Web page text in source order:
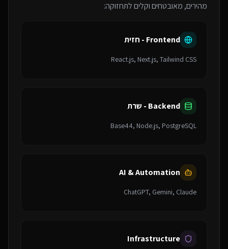
מהירים, מאובטחים וקלים לתחזוקה:
Frontend - חזית
React.js, Next.js, Tailwind CSS
Backend - שרת
Base44, Node.js, PostgreSQL
AI & Automation
ChatGPT, Gemini, Claude
Infrastructure